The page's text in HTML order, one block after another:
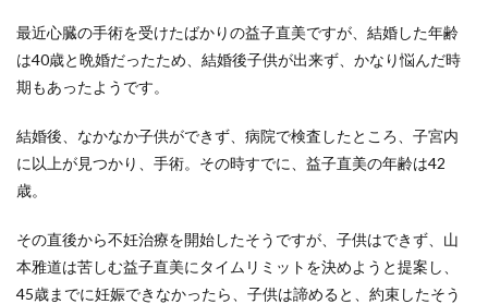
最近心臓の手術を受けたばかりの益子直美ですが、結婚した年齢
は40歳と晩婚だったため、結婚後子供が出来ず、かなり悩んだ時
期もあったようです。
結婚後、なかなか子供ができず、病院で検査したところ、子宮内
に以上が見つかり、手術。その時すでに、益子直美の年齢は42
歳。
その直後から不妊治療を開始したそうですが、子供はできず、山
本雅道は苦しむ益子直美にタイムリミットを決めようと提案し、
45歳までに妊娠できなかったら、子供は諦めると、約束したそう